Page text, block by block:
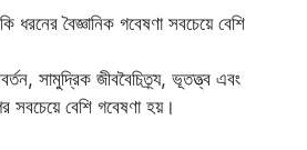
কি ধরনের বৈজ্ঞানিক গবেষণা সবচেয়ে বেশি
সামুদ্রিক জীববৈচিত্র্য, ভূতত্ত্ব এবং
সবচেয়ে বেশি গবেষণা হয়।